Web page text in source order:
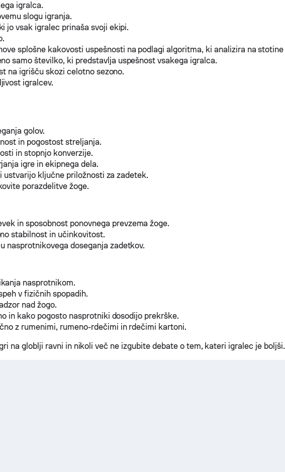
igralca.
slogu igranja.
jo vsak igralec prinaša svoji ekipi.
splošne kakovosti uspešnosti na podlagi algoritma, ki analizira na stotine
samo številko, ki predstavlja uspešnost vsakega igralca.
na igrišču skozi celotno sezono.
igralcev.
golov.
in pogostost streljanja.
in stopnjo konverzije.
igre in ekipnega dela.
ustvarijo ključne priložnosti za zadetek.
porazdelitve žoge.
in sposobnost ponovnega prevzema žoge.
stabilnost in učinkovitost.
nasprotnikovega doseganja zadetkov.
nasprotnikom.
v fizičnih spopadih.
nad žogo.
in kako pogosto nasprotniki dosodijo prekrške.
z rumenimi, rumeno-rdečimi in rdečimi kartoni.
na globlji ravni in nikoli več ne izgubite debate o tem, kateri igralec je boljši.